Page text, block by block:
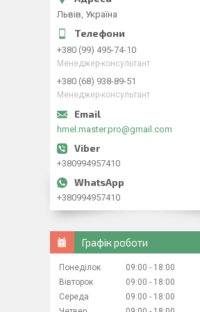
Львів, Україна
+380 (99) 495-74-10
Менеджер-консультант
+380 (68) 938-89-51
Менеджер-консультант
hmel.master.pro@gmail.com
+380994957410
+380994957410
Графік роботи
Понеділок 09:00
18:00
Вівторок
09:00
18:00
Середа
09:00
18:00